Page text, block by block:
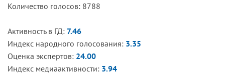
Количество голосов: 8788
Активность в ГД: 7.46
Индекс народного голосования: 3.35
Оценка экспертов: 24.00
Индекс медиаактивности: 3.94